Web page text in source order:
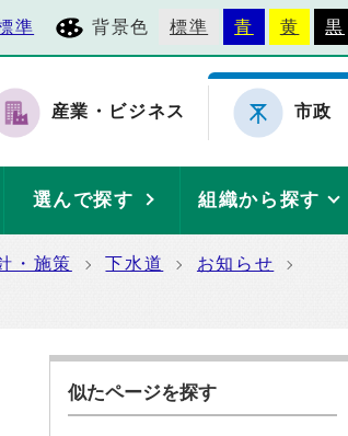
準 背景色 標準 青 黄 黒
産業・ビジネス 市政
選んで探す 組織から探す
・施策 下水道
お知らせ
似たページを探す